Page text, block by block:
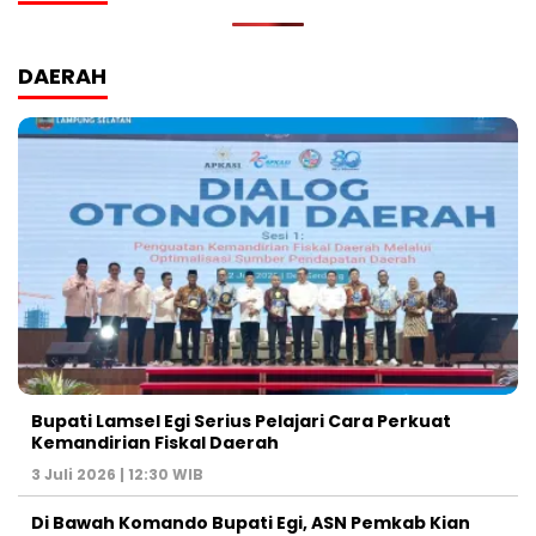
DAERAH
Bupati Lamsel Egi Serius Pelajari Cara Perkuat
Kemandirian Fiskal Daerah
3 Juli 2026 | 12:30 WIB
Di Bawah Komando Bupati Egi, ASN Pemkab Kian